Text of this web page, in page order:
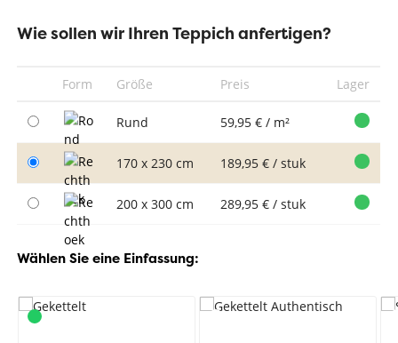
Wie sollen wir Ihren Teppich anfertigen?
Form Größe Preis Lager
Rund 59,95 € / m²
170 x 230 cm 189,95 € / stuk
200 x 300 cm 289,95 € / stuk
Wählen Sie eine Einfassung: